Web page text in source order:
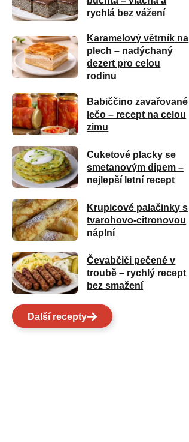
rychlá bez vážení
Karamelový větrník na
plech – nadýchaný
dezert pro celou
rodinu
Babiččino zavařované
lečo – recept na celou
zimu
Cuketové placky se
smetanovým dipem –
nejlepší letní recept
Krupicové palačinky s
tvarohovo-citronovou
náplní
Čevabčiči pečené v
troubě – rychlý recept
bez smažení
Další recepty